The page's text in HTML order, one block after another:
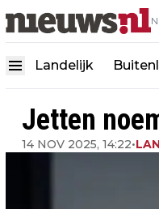
Landelijk
Jetten
14 NOV 2025, 14:22•